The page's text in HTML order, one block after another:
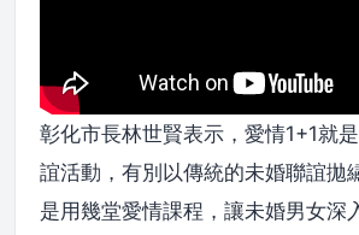
彰化市長林世賢表示，愛情1+1就
誼活動，有別以傳統的未婚聯誼拋
是用幾堂愛情課程，讓未婚男女深